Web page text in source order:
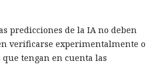
predicciones de la IA no deben
verificarse experimentalmente o
tengan en cuenta las